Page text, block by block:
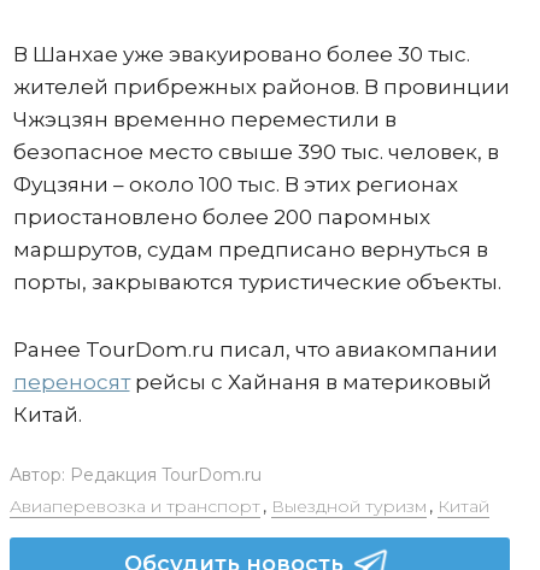
В Шанхае уже эвакуировано более 30 тыс.
жителей прибрежных районов. В провинции
Чжэцзян временно переместили в
безопасное место свыше 390 тыс. человек, в
Фуцзяни – около 100 тыс. В этих регионах
приостановлено более 200 паромных
маршрутов, судам предписано вернуться в
порты, закрываются туристические объекты.
Ранее TourDom.ru писал, что авиакомпании
переносятрейсы с Хайнаня в материковый
Китай.
Автор: Редакция TourDom.ru
Авиаперевозка и транспорт, Выездной туризм , Китай
Обсудить новость